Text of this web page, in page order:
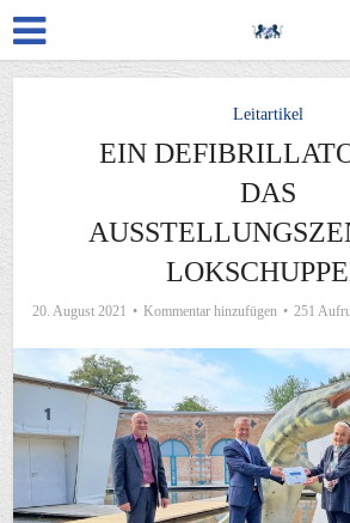
Leitartikel
EIN
DAS
20. August 2021 Kommentar hinzufügen 251